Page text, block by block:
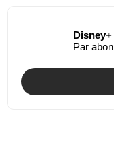
Disney+
Par